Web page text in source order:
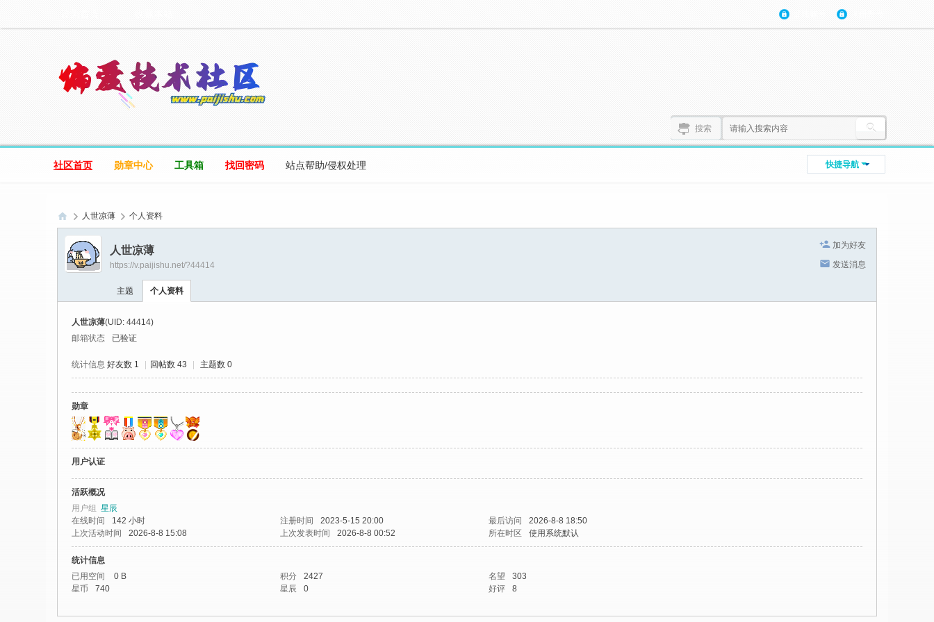
搜索
快捷导航
社区首页 勋章中心 工具箱 找回密码 站点帮助/侵权处理
偏
爱
技
-
人世凉薄 个人资料
加为好友
发送消息
人世凉薄
https://v.paijishu.net/?44414
主题 个人资料
人世凉薄(UID: 44414)
邮箱状态
已验证
统计信息 好友数 1 回帖数 43 主题数 0
勋章
用户认证
活跃概况
用户组 星辰
在线时间
142 小时 注册时间 2023-5-15 20:00 最后访问
2026-8-8 18:50
上次活动时间
2026-8-8 15:08 上次发表时间 2026-8-8 00:52 所在时区 使用系统默认
统计信息
已用空间
0 B 积分 2427 名望
303
星币
740 星辰 0 好评 8